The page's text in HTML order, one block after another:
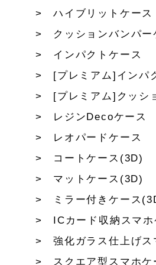
ハイブリットケース
クッションバンパー
インパクトケース
[プレミアム]インパ
[プレミアム]クッシ
レジンDecoケース
レオパードケース
コートケース(3D)
マットケース(3D)
ミラー付きケース
ICカード収納スマ
強化ガラス仕上げス
スクエア型スマホケ